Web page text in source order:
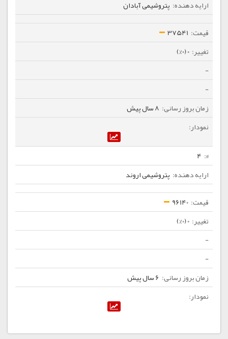
پتروشیمی آبادان
37541
0 (0%)
-
-
8 سال پیش
4
پتروشیمی اروند
96140
0 (0%)
-
-
6 سال پیش